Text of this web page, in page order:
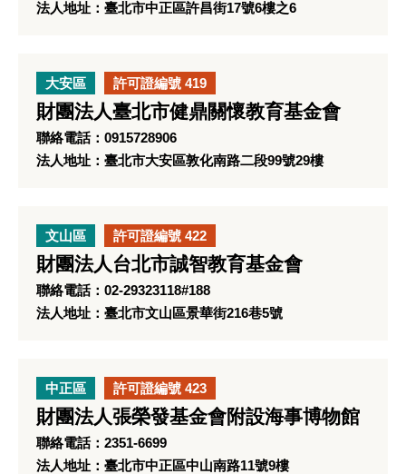
法人地址：臺北市中正區許昌街17號6樓之6
大安區 許可證編號 419
財團法人臺北市健鼎關懷教育基金會
聯絡電話：0915728906
法人地址：臺北市大安區敦化南路二段99號29樓
文山區 許可證編號 422
財團法人台北市誠智教育基金會
聯絡電話：02-29323118#188
法人地址：臺北市文山區景華街216巷5號
中正區 許可證編號 423
財團法人張榮發基金會附設海事博物館
聯絡電話：2351-6699
法人地址：臺北市中正區中山南路11號9樓